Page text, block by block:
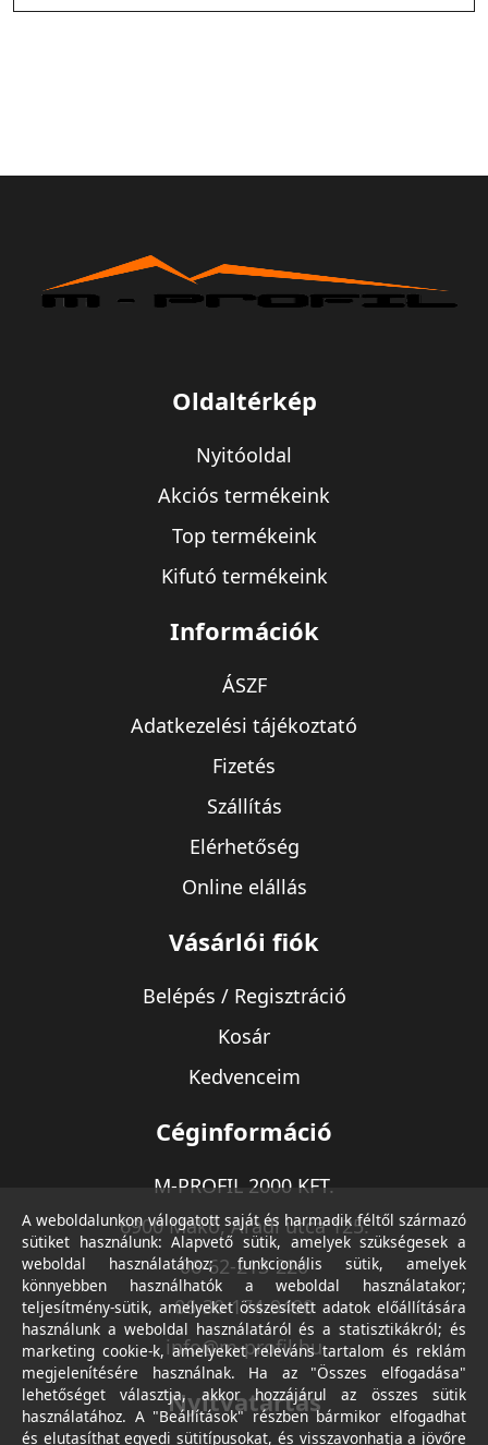
Oldaltérkép
Nyitóoldal
Akciós termékeink
Top termékeink
Kifutó termékeink
Információk
ÁSZF
Adatkezelési tájékoztató
Fizetés
Szállítás
Elérhetőség
Online elállás
Vásárlói fiók
Belépés / Regisztráció
Kosár
Kedvenceim
Céginformáció
M-PROFIL 2000 KFT.
6900 Makó, Aradi utca 125.
06-62-213-220
06-30-174-9490
info@m-profil.hu
Nyitvatartás
A weboldalunkon válogatott saját és harmadik féltől származó
sütiket használunk: Alapvető sütik, amelyek szükségesek a
weboldal használatához; funkcionális sütik, amelyek
könnyebben használhatók a weboldal használatakor;
teljesítmény-sütik, amelyeket összesített adatok előállítására
használunk a weboldal használatáról és a statisztikákról; és
marketing cookie-k, amelyeket releváns tartalom és reklám
megjelenítésére használnak. Ha az "Összes elfogadása"
lehetőséget választja, akkor hozzájárul az összes sütik
használatához. A "Beállítások" részben bármikor elfogadhat
és elutasíthat egyedi sütitípusokat, és visszavonhatja a jövőre